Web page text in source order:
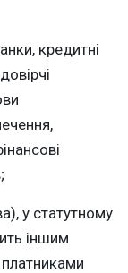
кредитні
у статутному
іншим